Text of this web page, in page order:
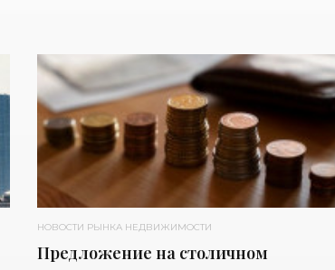
НОВОСТИ РЫНКА НЕДВИЖИМОСТИ
Предложение на столичном